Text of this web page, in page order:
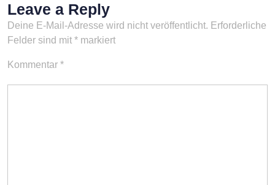
Leave a Reply
Deine E-Mail-Adresse wird nicht veröffentlicht. Erforderliche
Felder sind mit * markiert
Kommentar *